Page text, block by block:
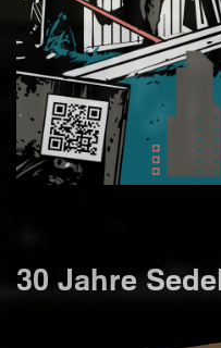
30 Jahre